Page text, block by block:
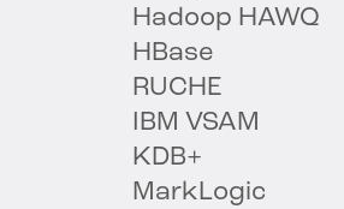
Hadoop HAWQ
HBase
RUCHE
IBM VSAM
KDB+
MarkLogic